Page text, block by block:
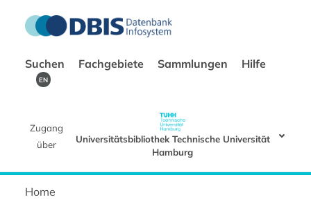
Suchen Fachgebiete Sammlungen Hilfe
EN
Zugang
über
Universitätsbibliothek Technische Universität
Hamburg
Home